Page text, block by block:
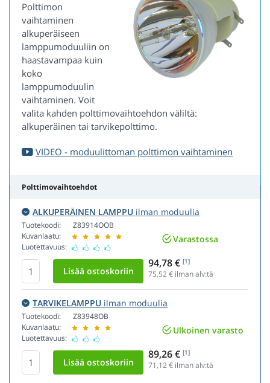
Polttimon
vaihtaminen
alkuperäiseen
lamppumoduuliin on
haastavampaa kuin
koko
lamppumoduulin
vaihtaminen. Voit
valita kahden polttimovaihtoehdon väliltä:
alkuperäinen tai tarvikepolttimo.
VIDEO - moduulittoman polttimon vaihtaminen
Polttimovaihtoehdot
ALKUPERÄINEN LAMPPU ilman moduulia
Tuotekoodi:
Kuvanlaatu:
Luotettavuus:
Z83914OOB
Varastossa
94,78 € [1]
75,52€ ilman alv:tä
TARVIKELAMPPU ilman moduulia
Tuotekoodi:
Kuvanlaatu:
Luotettavuus:
Z83948OB
Ulkoinen varasto
89,26 € [1]
71,12€ ilman alv:tä